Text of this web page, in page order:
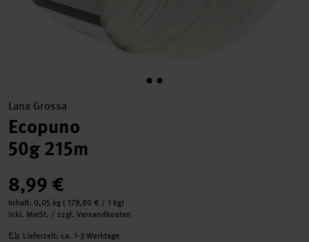
Lana Grossa
Ecopuno
50g 215m
8,99 €
Inhalt: 0,05 kg ( 179,80 € / 1 kg)
inkl. MwSt. / zzgl. Versandkosten
Lieferzeit: ca. 1-3 Werktage